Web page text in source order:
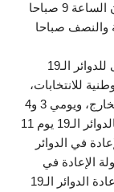
الساعة 6 صباحا بتوقيت القاهرة، وفي أفغانستان الساعة 9 صباحا
والنصف صباحا
وتجرى انتخابات مجلس النواب في الجولة الأولى للدوائر الـ19
للانتخابات،
يومي الاثنين والثلاثاء 1 و2 ديسمبر الجاري في الخارج، ويومي 3 و4
ديسمبر في الداخل، وتعلن نتيجة الجولة الأولى بالدوائر الـ19 يوم 11
في الدوائر
الإعادة في
الدوائر الـ19 يوم 23 ديسمبر، ويجرى التصويت لإعادة الدوائر الـ19